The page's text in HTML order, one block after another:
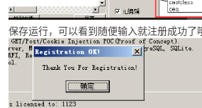
保存运行，可以看到随便输入就注册成功了